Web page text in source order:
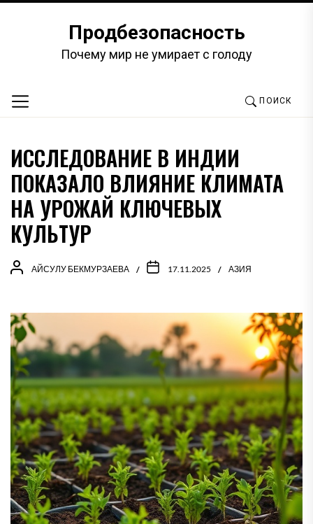
содержимомуПродбезопасность
Почему мир не умирает с голоду
ПОИСК
ИССЛЕДОВАНИЕ В ИНДИИ
ПОКАЗАЛО ВЛИЯНИЕ КЛИМАТА
НА УРОЖАЙ КЛЮЧЕВЫХ
КУЛЬТУР
АЙСУЛУ БЕКМУРЗАЕВА 17.11.2025 АЗИЯ